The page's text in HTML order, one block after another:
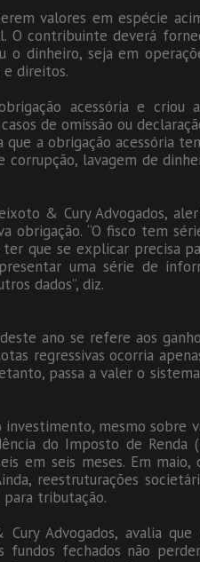
valores em espécie
O contribuinte deverá
dinheiro, seja em
e direitos.
acessória e criou
de omissão ou
a obrigação acessória
lavagem de
& Cury Advogados,
obrigação. “O fisco tem
que se explicar precisa
uma série de
dados”, diz.
ano se refere aos
regressivas ocorria
passa a valer o
mesmo sobre
do Imposto de Renda
em seis meses. Em maio,
reestruturações
tributação.
Advogados, avalia
fundos fechados não